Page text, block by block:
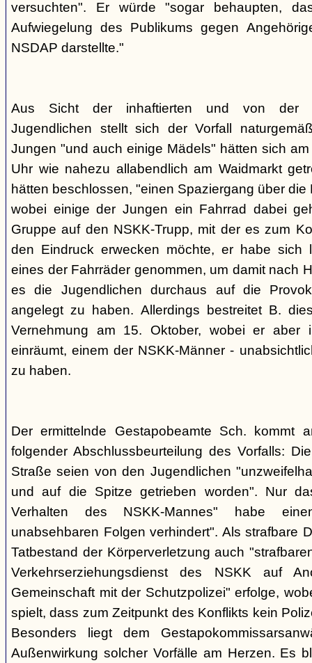
versuchten". Er würde "sogar behaupten,
Aufwiegelung des Publikums gegen
NSDAP darstellte."
Aus Sicht der inhaftierten und von der
Jugendlichen stellt sich der Vorfall
Jungen "und auch einige Mädels" hätten sich
Uhr wie nahezu allabendlich am Waidmarkt
hätten beschlossen, "einen Spaziergang über
wobei einige der Jungen ein Fahrrad dabei
Gruppe auf den NSKK-Trupp, mit der es zum
den Eindruck erwecken möchte, er habe sich
eines der Fahrräder genommen, um damit nach
es die Jugendlichen durchaus auf die
angelegt zu haben. Allerdings bestreitet B.
Vernehmung am 15. Oktober, wobei er aber
einräumt, einem der NSKK-Männer -
zu haben.
Der ermittelnde Gestapobeamte Sch. kommt
folgender Abschlussbeurteilung des Vorfalls:
Straße seien von den Jugendlichen
und auf die Spitze getrieben worden". Nur
Verhalten des NSKK-Mannes" habe
unabsehbaren Folgen verhindert". Als strafbare
Tatbestand der Körperverletzung auch
Verkehrserziehungsdienst des NSKK auf
Gemeinschaft mit der Schutzpolizei" erfolge,
spielt, dass zum Zeitpunkt des Konflikts kein
Besonders liegt dem
Außenwirkung solcher Vorfälle am Herzen. Es